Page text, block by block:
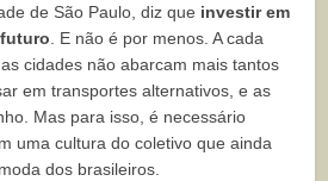
de São Paulo, diz que investir em
. E não é por menos. A cada
cidades não abarcam mais tantos
em transportes alternativos, e as
Mas para isso, é necessário
uma cultura do coletivo que ainda
dos brasileiros.